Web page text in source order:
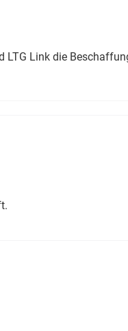
LTG Link die